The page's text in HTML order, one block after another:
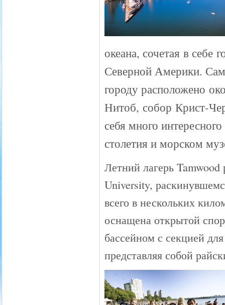
океана, сочетая в
Северной Америки.
городу расположено
Нитоб, собор Крист-
себя много
столетия и морском
Летний лагерь
University,
всего в нескольких
оснащена открытой
бассейном с секцией
представляя собой